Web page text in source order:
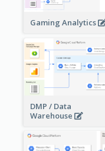
Gaming Analytics
DMP / Data
Warehouse